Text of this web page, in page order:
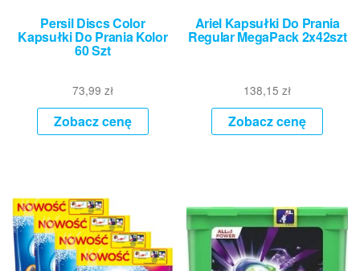
Persil Discs Color
Kapsułki Do Prania Kolor
60 Szt
73,99 zł
Zobacz cenę
Ariel Kapsułki Do Prania
Regular MegaPack 2x42szt
138,15zł
Zobacz cenę